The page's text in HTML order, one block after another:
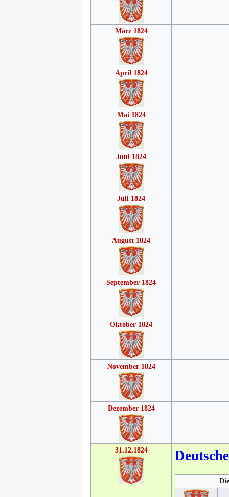
März 1824
April 1824
Mai 1824
Juni 1824
Juli 1824
August 1824
September 1824
Oktober 1824
November 1824
Dezember 1824
31.12.1824